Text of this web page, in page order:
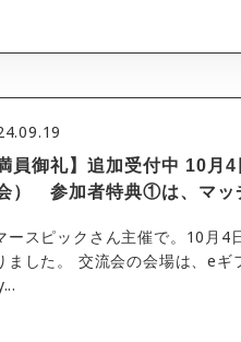
満員御礼】追加受付中 10
） 参加者特典①は、マッ
ースピックさん主催で。10月4
ました。 交流会の会場は、e